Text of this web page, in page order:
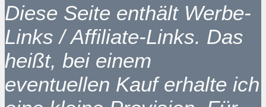
Diese Seite enthält Werbe-
Links / Affiliate-Links. Das
heißt, bei einem
eventuellen Kauf erhalte ich